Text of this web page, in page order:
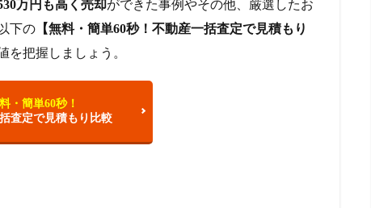
万円も高く売却ができた事例やその他、厳選したお
下の 【無料・簡単60秒！不動産一括査定で見積もり
を把握しましょう。
・簡単60秒！
査定で見積もり比較